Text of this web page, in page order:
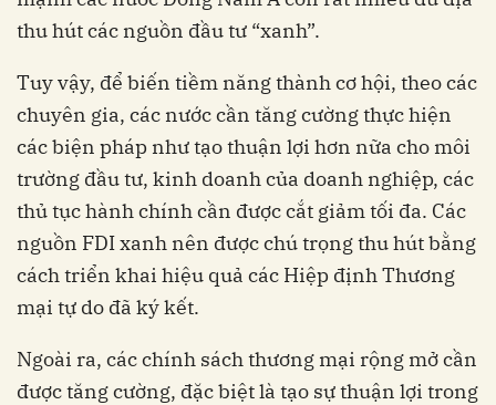
thu hút các nguồn đầu tư “xanh”.
Tuy vậy, để biến tiềm năng thành cơ hội, theo các
chuyên gia, các nước cần tăng cường thực hiện
các biện pháp như tạo thuận lợi hơn nữa cho môi
trường đầu tư, kinh doanh của doanh nghiệp, các
thủ tục hành chính cần được cắt giảm tối đa. Các
nguồn FDI xanh nên được chú trọng thu hút bằng
cách triển khai hiệu quả các Hiệp định Thương
mại tự do đã ký kết.
Ngoài ra, các chính sách thương mại rộng mở cần
được tăng cường, đặc biệt là tạo sự thuận lợi trong